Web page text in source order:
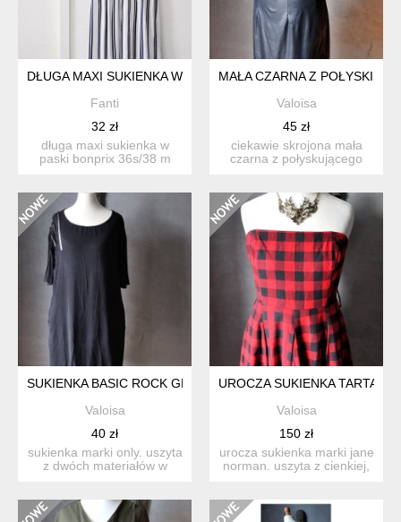
DŁUGA MAXI SUKIENKA W PASKI BONPRIX 36S/38 M JONH
Fanti
32 zł
długa maxi sukienka w
paski bonprix 36s/38 m
MAŁA CZARNA Z POŁYSKIEM
Valoisa
45 zł
ciekawie skrojona mała
czarna z połyskującego
SUKIENKA BASIC ROCK GLAM ROCK XS S
Valoisa
40 zł
sukienka marki only. uszyta
z dwóch materiałów w
UROCZA SUKIENKA TARTAN
Valoisa
150 zł
urocza sukienka marki jane
norman. uszyta z cienkiej,